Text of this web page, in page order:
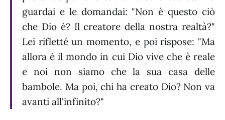
guardai e le domandai: "Non è questo ciò
che Dio è? Il creatore della nostra realtà?"
Lei rifletté un momento, e poi rispose: "Ma
allora è il mondo in cui Dio vive che è reale
e noi non siamo che la sua casa delle
bambole. Ma poi, chi ha creato Dio? Non va
avanti all'infinito?"